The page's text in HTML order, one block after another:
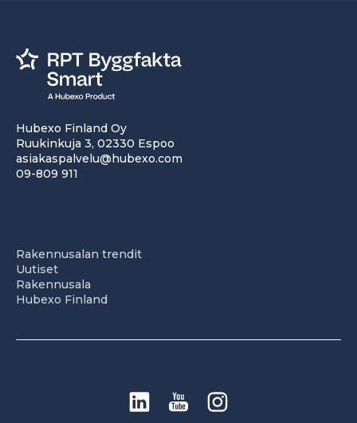
Hubexo Finland Oy
Ruukinkuja 3, 02330 Espoo
asiakaspalvelu@hubexo.com
09-809 911
Rakennusalan trendit
Uutiset
Rakennusala
Hubexo Finland